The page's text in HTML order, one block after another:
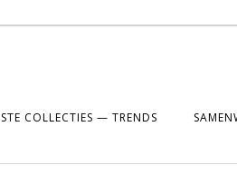
COLLECTIES — TRENDS